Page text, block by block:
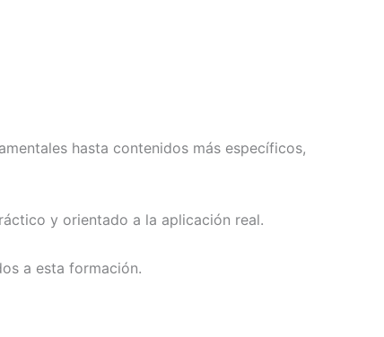
hasta contenidos más específicos,
y orientado a la aplicación real.
a esta formación.